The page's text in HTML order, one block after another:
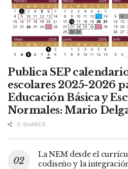
Publica SEP
escolares 2025-2026
Educación Básica y
Normales: Mario
0 SHARES
La NEM desde el
codiseño y la